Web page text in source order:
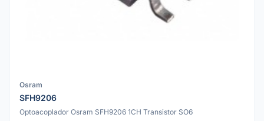
Osram
SFH9206
Optoacoplador Osram SFH9206 1CH Transistor SO6